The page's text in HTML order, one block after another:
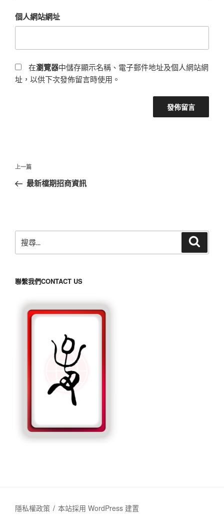
個人網站網址
在瀏覽器中儲存顯示名稱、電子郵件地址及個人網站網
址，以供下次發佈留言時使用。
文
導
上
一
上一篇
最新檔期招商資訊
尋
字:
聯繫我們CONTACT US
隱私權政策 本站採用 WordPress 建置